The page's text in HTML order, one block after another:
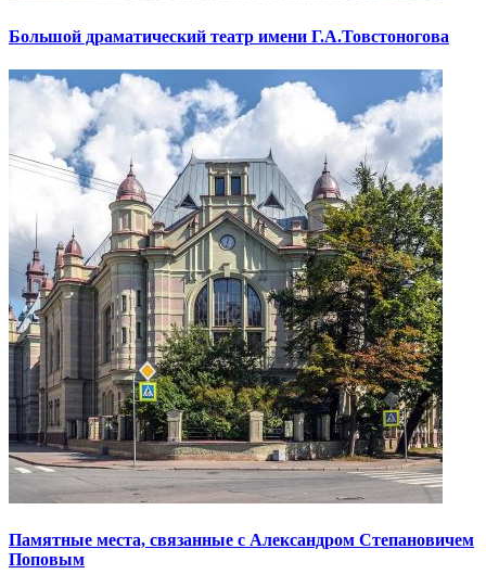
Большой драматический театр имени Г.А.Товстоногова
Памятные места, связанные с Александром Степановичем
Поповым